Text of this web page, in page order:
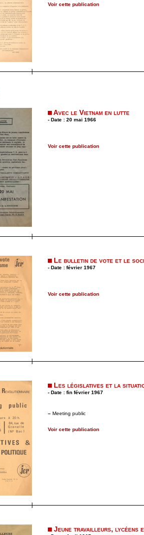
Voir cette publication
Avec le Vietnam en lutte
- Date : 20 mai 1966
Voir cette publication
Le bulletin de vote et le
- Date : février 1967
Voir cette publication
Les législatives et la
- Date : fin février 1967
– Meeting public
Voir cette publication
Jeune travailleurs, lycéens